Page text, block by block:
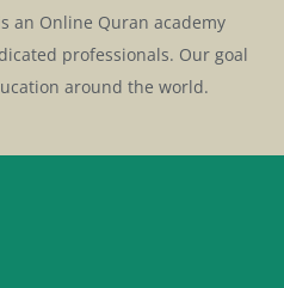
an Online Quran academy
professionals. Our goal
around the world.